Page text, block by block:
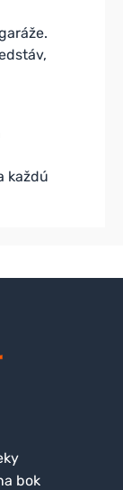
každú
bok